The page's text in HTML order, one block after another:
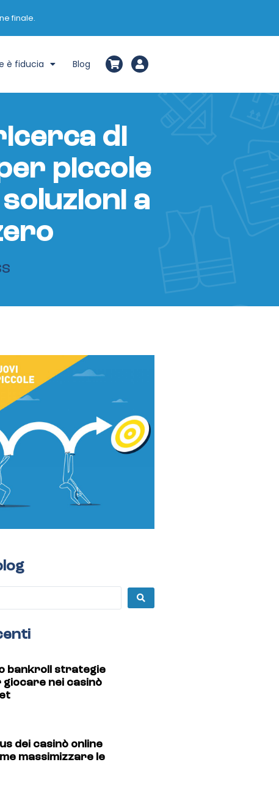
finale.
è fiducia Blog
di
piccole
a
bankroll strategie
nei casinò
dei casinò online
massimizzare le